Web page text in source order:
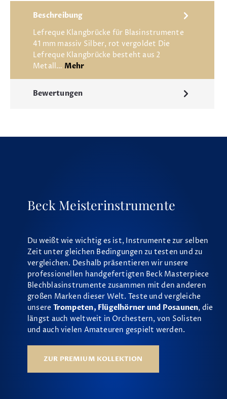
Beschreibung
Lefreque Klangbrücke für Blasinstrumente
41 mm massiv Silber, rot vergoldet Die
Lefreque Klangbrücke besteht aus 2
Metall… Mehr
Bewertungen
Beck Meisterinstrumente
Du weißt wie wichtig es ist, Instrumente zur selben
Zeit unter gleichen Bedingungen zu testen und zu
vergleichen. Deshalb präsentieren wir unsere
professionellen handgefertigten Beck Masterpiece
Blechblasinstrumente zusammen mit den anderen
großen Marken dieser Welt. Teste und vergleiche
unsere Trompeten, Flügelhörner und Posaunen, die
längst auch weltweit in Orchestern, von Solisten
und auch vielen Amateuren gespielt werden.
ZUR PREMIUM KOLLEKTION